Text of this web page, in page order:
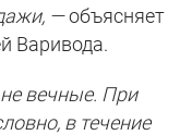
—объясняет
Варивода.
вечные. При
в течение